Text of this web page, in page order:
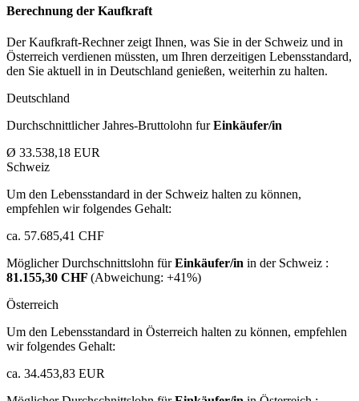
Berechnung der Kaufkraft
Der Kaufkraft-Rechner zeigt Ihnen, was Sie in der Schweiz und in
Österreich verdienen müssten, um Ihren derzeitigen Lebensstandard,
den Sie aktuell in in Deutschland genießen, weiterhin zu halten.
Deutschland
Durchschnittlicher Jahres-Bruttolohn furEinkäufer/in
Ø 33.538,18 EUR
Schweiz
Um den Lebensstandard in der Schweiz halten zu können,
empfehlen wir folgendes Gehalt:
ca. 57.685,41 CHF
Möglicher Durchschnittslohn fürEinkäufer/in in der Schweiz :
81.155,30 CHF (Abweichung: +41%)
Österreich
Um den Lebensstandard in Österreich halten zu können, empfehlen
wir folgendes Gehalt:
ca. 34.453,83 EUR